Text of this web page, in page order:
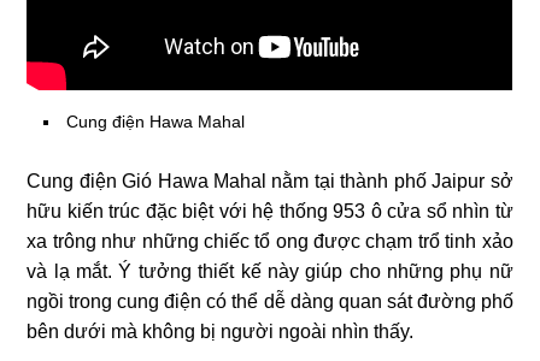
Cung điện Hawa Mahal
Cung điện Gió Hawa Mahal nằm tại thành phố Jaipur sở
hữu kiến trúc đặc biệt với hệ thống 953 ô cửa sổ nhìn từ
xa trông như những chiếc tổ ong được chạm trổ tinh xảo
và lạ mắt. Ý tưởng thiết kế này giúp cho những phụ nữ
ngồi trong cung điện có thể dễ dàng quan sát đường phố
bên dưới mà không bị người ngoài nhìn thấy.